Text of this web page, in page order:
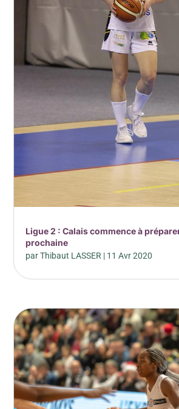
Ligue 2 : Calais commence à
prochaine
parThibaut LASSER | 11 Avr 2020